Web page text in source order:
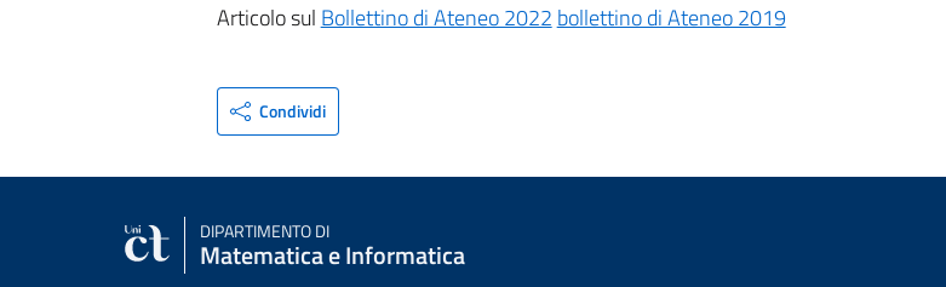
Articolo sul Bollettino di Ateneo 2022 bollettino di Ateneo 2019
Condividi
DIPARTIMENTO DI
Matematica e Informatica